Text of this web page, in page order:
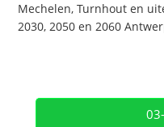
Mechelen, Turnhout en
2030, 2050 en 2060